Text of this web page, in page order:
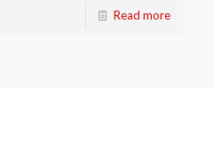
Read more